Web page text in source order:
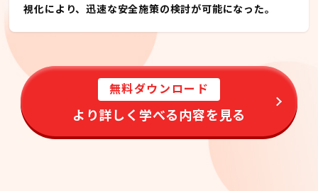
視化により、迅速な安全施策の検討が可能になった。
無料ダウンロード
より詳しく学べる内容を見る